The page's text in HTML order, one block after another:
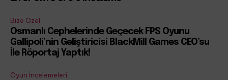
Bize Özel
Osmanlı Cephelerinde Geçecek FPS Oyunu
Gallipoli’nin Geliştiricisi BlackMill Games CEO’su
İle Röportaj Yaptık!
Oyun İncelemeleri